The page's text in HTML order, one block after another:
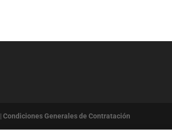
|Condiciones Generales de Contratación